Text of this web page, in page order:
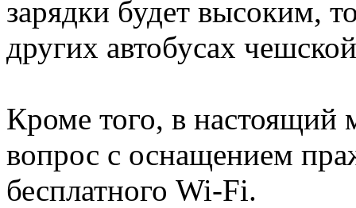
зарядки будет высоким,
других автобусах
Кроме того, в настоящий
вопрос с оснащением
бесплатного Wi-Fi.